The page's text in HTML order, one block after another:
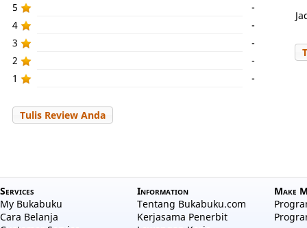
5
-
4
-
3
-
2
-
1
-
Tulis Review Anda
Services
My Bukabuku
Cara Belanja
Information
Tentang Bukabuku.com
Kerjasama Penerbit
Make